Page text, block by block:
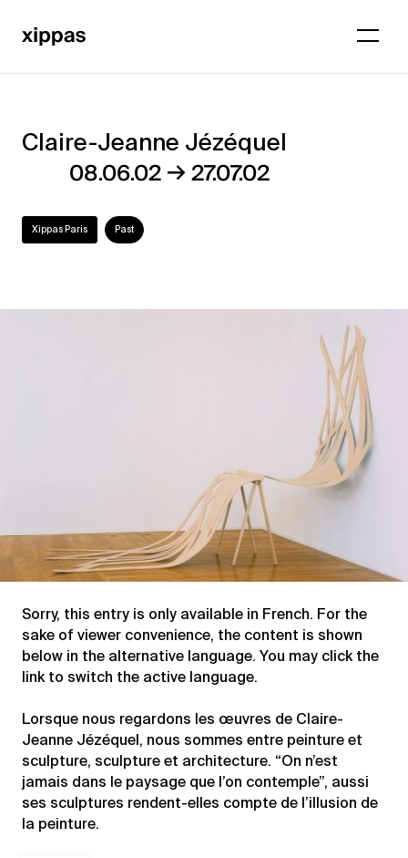
Claire-
Jeanne
Jézéquel
Claire-Jeanne Jézéquel
08.06.02 →27.07.02
Xippas Paris Past
Sorry, this entry is only available in French. For the
sake of viewer convenience, the content is shown
below in the alternative language. You may click the
link to switch the active language.
Lorsque nous regardons les œuvres de Claire-
Jeanne Jézéquel, nous sommes entre peinture et
sculpture, sculpture et architecture. “On n’est
jamais dans le paysage que l’on contemple”, aussi
ses sculptures rendent-elles compte de l’illusion de
la peinture.